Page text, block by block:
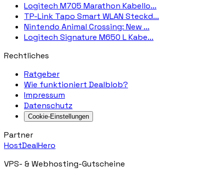
Logitech M705 Marathon Kabello...
TP-Link Tapo Smart WLAN Steckd...
Nintendo Animal Crossing: New ...
Logitech Signature M650 L Kabe...
Rechtliches
Ratgeber
Wie funktioniert Dealblob?
Impressum
Datenschutz
Cookie-Einstellungen
Partner
HostDealHero
VPS- & Webhosting-Gutscheine